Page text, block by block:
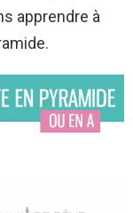
apprendre à